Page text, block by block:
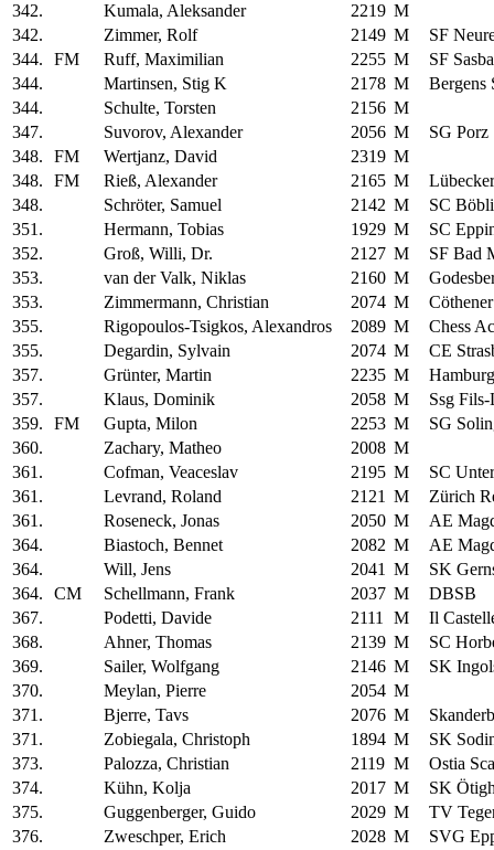
342.
Kumala, Aleksander 2219 M
342.
Zimmer, Rolf 2149 M
SF
344.
FM Ruff, Maximilian 2255 M
SF
344.
Martinsen, Stig K 2178 M
Bergens
344.
Schulte, Torsten 2156 M
347.
Suvorov, Alexander 2056 M
SG Porz
348.
FM Wertjanz, David 2319 M
348.
FM Rieß, Alexander 2165 M
348.
Schröter, Samuel 2142 M
SC
351.
Hermann, Tobias 1929 M
SC
352.
Groß, Willi, Dr. 2127 M
SF Bad
353.
van der Valk, Niklas 2160 M
353.
Zimmermann, Christian 2074 M
355.
Rigopoulos-Tsigkos, Alexandros 2089 M
Chess
355.
Degardin, Sylvain 2074 M
CE
357.
Grünter, Martin 2235 M
357.
Klaus, Dominik 2058 M
Ssg
359.
FM Gupta, Milon 2253 M
SG
360.
Zachary, Matheo 2008 M
361.
Cofman, Veaceslav 2195 M
SC
361.
Levrand, Roland 2121 M
Zürich
361.
Roseneck, Jonas 2050 M
AE
364.
Biastoch, Bennet 2082 M
AE
364.
Will, Jens 2041 M
SK
364.
CM Schellmann, Frank 2037 M
DBSB
367.
Podetti, Davide 2111 M
Il
368.
Ahner, Thomas 2139 M
SC
369.
Sailer, Wolfgang 2146 M
SK
370.
Meylan, Pierre 2054 M
371.
Bjerre, Tavs 2076 M
371.
Zobiegala, Christoph 1894 M
SK
373.
Palozza, Christian 2119 M
Ostia
374.
Kühn, Kolja 2017 M
SK
375.
Guggenberger, Guido 2029 M
TV
376.
Zweschper, Erich 2028 M
SVG